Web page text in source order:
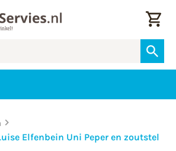
Elfenbein Uni Peper en zoutstel